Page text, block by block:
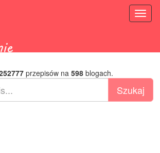
przepisów na 598blogach.